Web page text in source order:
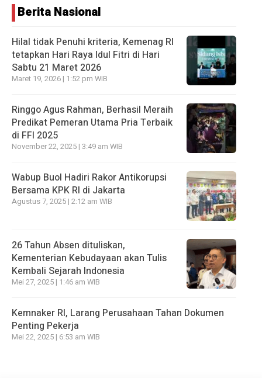
Berita Nasional
Hilal tidak Penuhi kriteria, Kemenag RI
tetapkan Hari Raya Idul Fitri di Hari
Sabtu 21 Maret 2026
Maret 19, 2026 | 1:52 pm WIB
Ringgo Agus Rahman, Berhasil Meraih
Predikat Pemeran Utama Pria Terbaik
di FFI 2025
November 22, 2025 | 3:49 am WIB
Wabup Buol Hadiri Rakor Antikorupsi
Bersama KPK RI di Jakarta
Agustus 7, 2025 | 2:12 am WIB
26 Tahun Absen dituliskan,
Kementerian Kebudayaan akan Tulis
Kembali Sejarah Indonesia
Mei 27, 2025 | 1:46 am WIB
Kemnaker RI, Larang Perusahaan Tahan Dokumen
Penting Pekerja
Mei 22, 2025 | 6:53 am WIB